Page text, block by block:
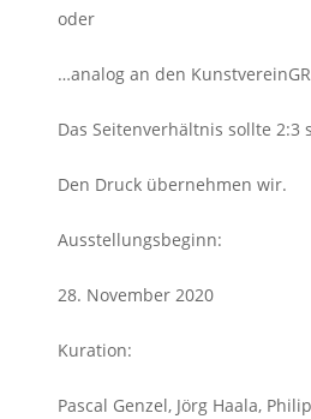
oder
…analog an den
Das Seitenverhältnis sollte
Den Druck übernehmen wir.
Ausstellungsbeginn:
28. November 2020
Kuration:
Pascal Genzel, Jörg Haala,